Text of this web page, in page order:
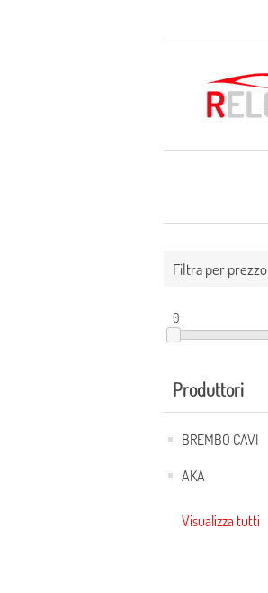
Filtra per prezzo
0
Produttori
BREMBO CAVI
AKA
Visualizza tutti